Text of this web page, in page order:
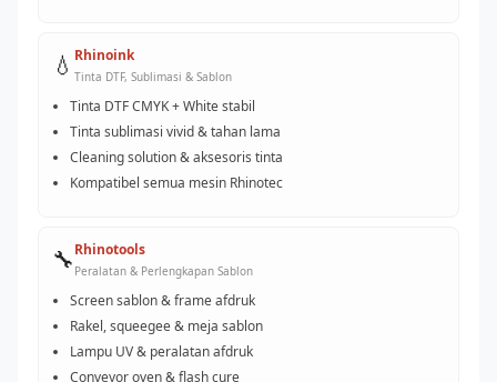
💧 Rhinoink
Tinta DTF, Sublimasi & Sablon
Tinta DTF CMYK + White stabil
Tinta sublimasi vivid & tahan lama
Cleaning solution & aksesoris tinta
Kompatibel semua mesin Rhinotec
🔧Rhinotools
Peralatan & Perlengkapan Sablon
Screen sablon & frame afdruk
Rakel, squeegee & meja sablon
Lampu UV & peralatan afdruk
Conveyor oven & flash cure